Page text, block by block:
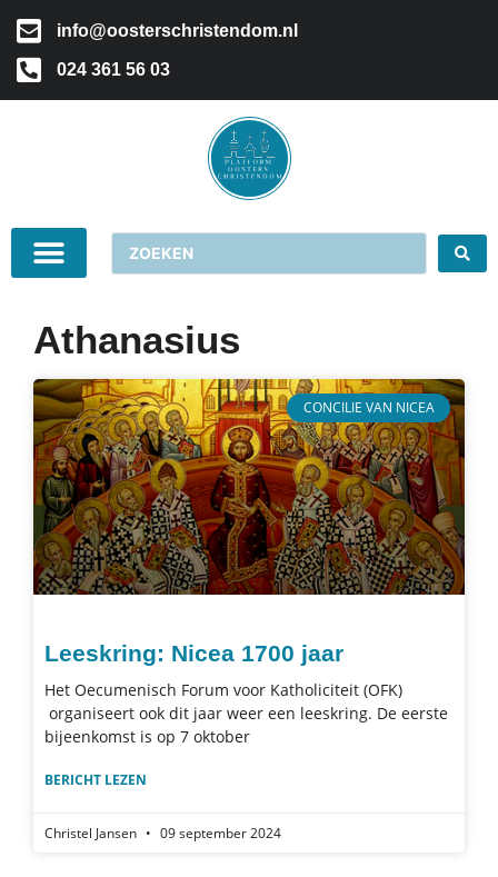
info@oosterschristendom.nl
024 361 56 03
Athanasius
CONCILIE VAN NICEA
Leeskring: Nicea 1700 jaar
Het Oecumenisch Forum voor Katholiciteit (OFK)
organiseert ook dit jaar weer een leeskring. De eerste
bijeenkomst is op 7 oktober
BERICHT LEZEN
Christel Jansen 09 september 2024